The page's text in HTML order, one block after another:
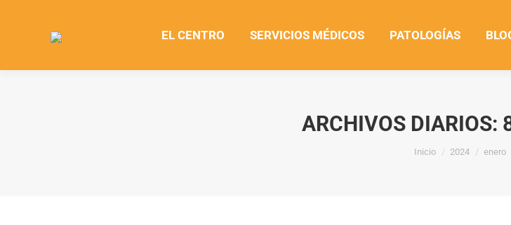
EL CENTRO SERVICIOS MÉDICOS PATOLOGÍAS
ARCHIVOS DIARIOS:
Inicio 2024 enero